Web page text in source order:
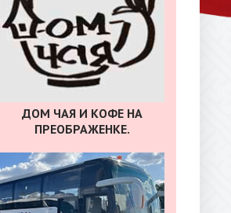
ДОМ ЧАЯ И КОФЕ НА
ПРЕОБРАЖЕНКЕ.